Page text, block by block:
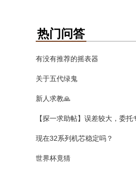
热门问答
有没有推荐的摇表器
关于五代绿鬼
新人求教🙏
现在32系列机芯稳定吗？
世界杯竟猜